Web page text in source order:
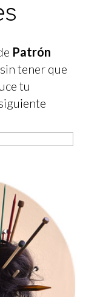
Patrón
tener que
tu